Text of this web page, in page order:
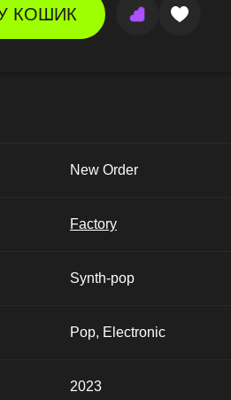
КОШИК
New Order
Factory
Synth-pop
Pop, Electronic
2023